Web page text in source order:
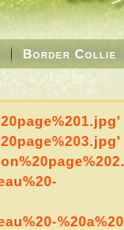
Border Collie